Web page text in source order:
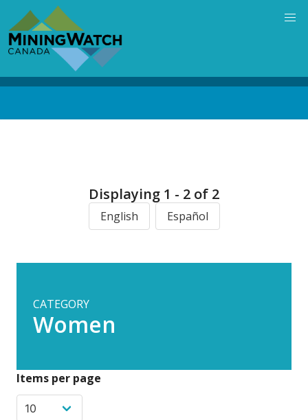
main
content
Displaying 1 - 2 of 2
English Español
CATEGORY
Women
Items per page